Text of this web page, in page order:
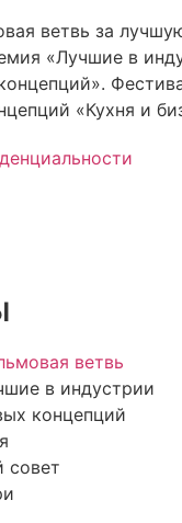
ветвь за
«Лучшие в
«Кухня и
ветвь
в индустрии
концепций
совет